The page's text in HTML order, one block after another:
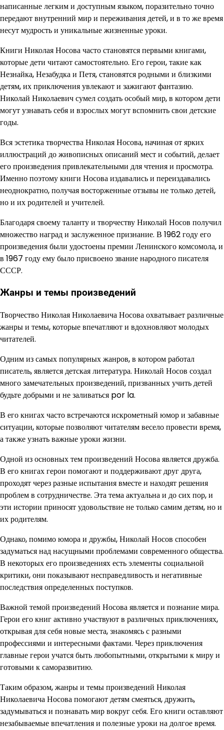
написанные легким и доступным языком, поразительно точно
передают внутренний мир и переживания детей, и в то же время
несут мудрость и уникальные жизненные уроки.
Книги Николая Носова часто становятся первыми книгами,
которые дети читают самостоятельно. Его герои, такие как
Незнайка, Незабудка и Петя, становятся родными и близкими
детям, их приключения увлекают и зажигают фантазию.
Николай Николаевич сумел создать особый мир, в котором дети
могут узнавать себя и взрослых могут вспомнить свои детские
годы.
Вся эстетика творчества Николая Носова, начиная от ярких
иллюстраций до живописных описаний мест и событий, делает
его произведения привлекательными для чтения и просмотра.
Именно поэтому книги Носова издавались и переиздавались
неоднократно, получая восторженные отзывы не только детей,
но и их родителей и учителей.
Благодаря своему таланту и творчеству Николай Носов получил
множество наград и заслуженное признание. В 1962 году его
произведения были удостоены премии Ленинского комсомола, и
в 1967 году ему было присвоено звание народного писателя
СССР.
Жанры и темы произведений
Творчество Николая Николаевича Носова охватывает различные
жанры и темы, которые впечатляют и вдохновляют молодых
читателей.
Одним из самых популярных жанров, в котором работал
писатель, является детская литература. Николай Носов создал
много замечательных произведений, призванных учить детей
будьте добрыми и не заливаться por la.
В его книгах часто встречаются искрометный юмор и забавные
ситуации, которые позволяют читателям весело провести время,
а также узнать важные уроки жизни.
Одной из основных тем произведений Носова является дружба.
В его книгах герои помогают и поддерживают друг друга,
проходят через разные испытания вместе и находят решения
проблем в сотрудничестве. Эта тема актуальна и до сих пор, и
эти истории приносят удовольствие не только самим детям, но и
их родителям.
Однако, помимо юмора и дружбы, Николай Носов способен
задуматься над насущными проблемами современного общества.
В некоторых его произведениях есть элементы социальной
критики, они показывают несправедливость и негативные
последствия определенных поступков.
Важной темой произведений Носова является и познание мира.
Герои его книг активно участвуют в различных приключениях,
открывая для себя новые места, знакомясь с разными
профессиями и интересными фактами. Через приключения
главные герои учатся быть любопытными, открытыми к миру и
готовыми к саморазвитию.
Таким образом, жанры и темы произведений Николая
Николаевича Носова помогают детям смеяться, дружить,
задумываться и познавать мир вокруг себя. Его книги оставляют
незабываемые впечатления и полезные уроки на долгое время.